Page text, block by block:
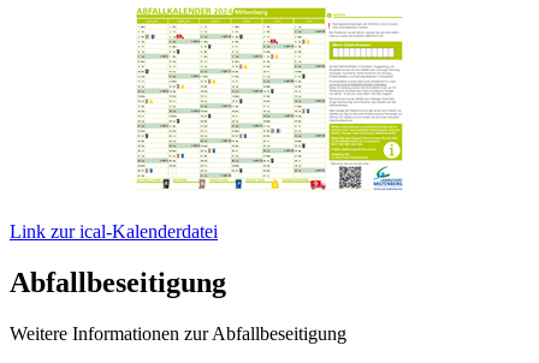
Link zur ical-Kalenderdatei
Abfallbeseitigung
Weitere Informationen zur Abfallbeseitigung